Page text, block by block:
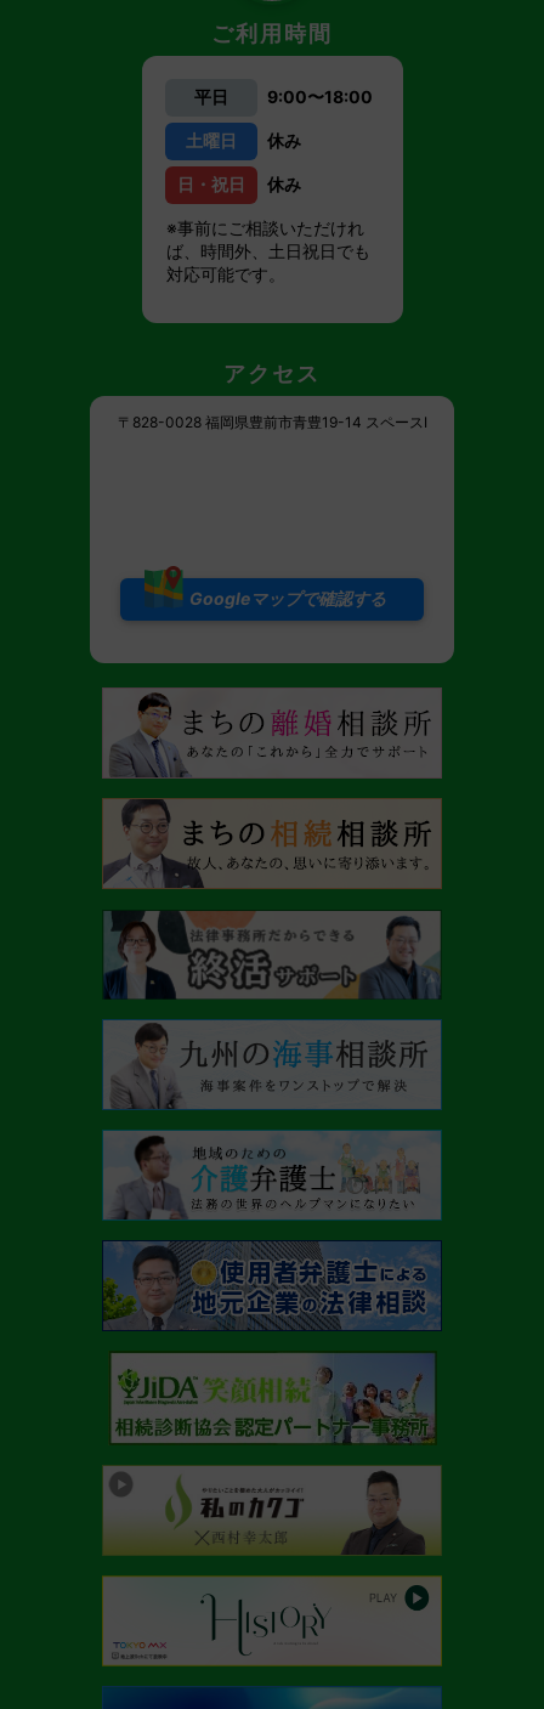
ご利用時間
平日 9:00〜18:00
土曜日 休み
日・祝日 休み
※事前にご相談いただけれ
ば、時間外、土日祝日でも
対応可能です。
アクセス
〒828-0028 福岡県豊前市青豊19-14 スペースI
Googleマップで確認する